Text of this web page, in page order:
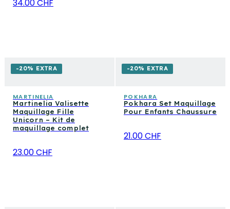
34.00 CHF
-20% EXTRA
MARTINELIA
Martinelia Valisette
Maquillage Fille
Unicorn – Kit de
maquillage complet
23.00 CHF
-20% EXTRA
POKHARA
Pokhara Set Maquillage
Pour Enfants Chaussure
21.00 CHF